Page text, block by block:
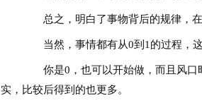
总之，明白了事物背后的规律，在
当然，事情都有从0到1的过程，这
你是0，也可以开始做，而且风口
实，比较后得到的也更多。